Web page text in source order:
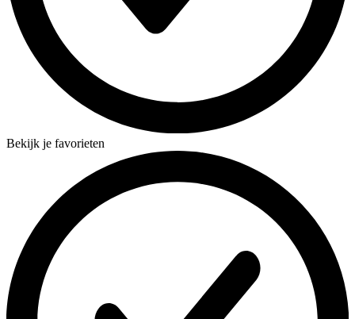
Bekijk je favorieten